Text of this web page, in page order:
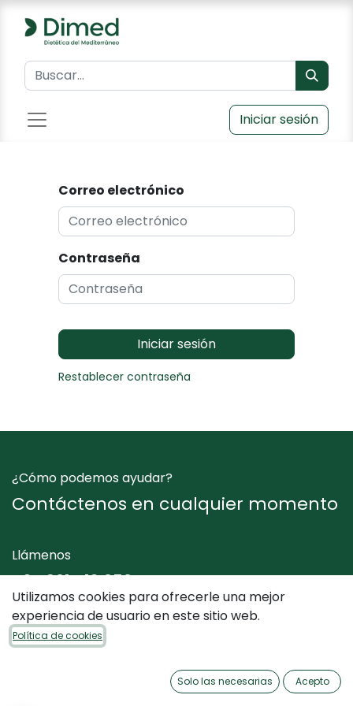
Iniciar sesión
Correo electrónico
Contraseña
Iniciar sesión
Restablecer contraseña
¿Cómo podemos ayudar?
Contáctenos en cualquier momento
Llámenos
+34 961 412 050
Envíenos un mensaje
Utilizamos cookies para ofrecerle una mejor
experiencia de usuario en este sitio web.
Política de cookies
Solo las necesarias Acepto